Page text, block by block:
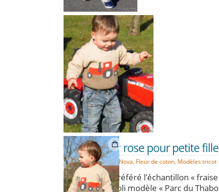
AVR
21
Caviar rose pour petite
Bossa-Nova, Fleur de coton, Modèles tricot
Vous avez préféré l’échantillon «
dévoilons le joli modèle « Parc du